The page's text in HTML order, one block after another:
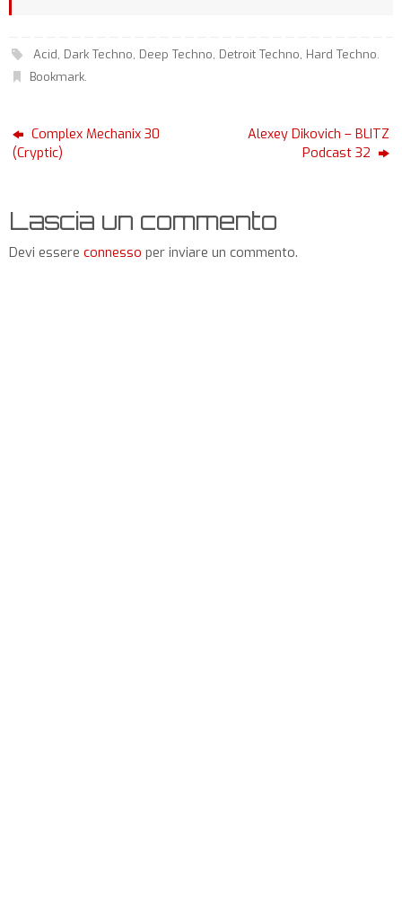
Acid, Dark Techno, Deep Techno, Detroit Techno, Hard Techno.
Bookmark.
Complex Mechanix 30
(Cryptic)
Alexey Dikovich – BLITZ
Podcast 32
Lascia un commento
Devi essere connesso per inviare un commento.